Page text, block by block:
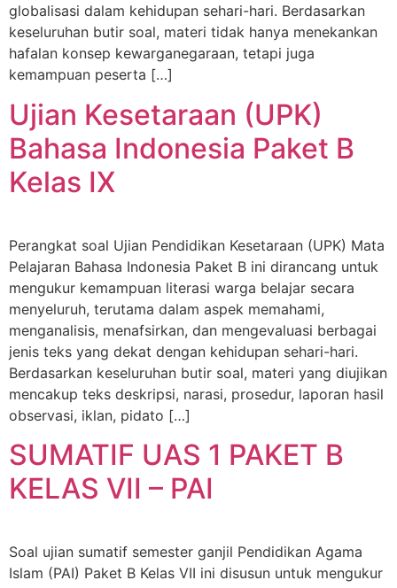
globalisasi dalam kehidupan sehari-hari. Berdasarkan
keseluruhan butir soal, materi tidak hanya menekankan
hafalan konsep kewarganegaraan, tetapi juga
kemampuan peserta […]
Ujian Kesetaraan (UPK)
Bahasa Indonesia Paket B
Kelas IX
Perangkat soal Ujian Pendidikan Kesetaraan (UPK) Mata
Pelajaran Bahasa Indonesia Paket B ini dirancang untuk
mengukur kemampuan literasi warga belajar secara
menyeluruh, terutama dalam aspek memahami,
menganalisis, menafsirkan, dan mengevaluasi berbagai
jenis teks yang dekat dengan kehidupan sehari-hari.
Berdasarkan keseluruhan butir soal, materi yang diujikan
mencakup teks deskripsi, narasi, prosedur, laporan hasil
observasi, iklan, pidato […]
SUMATIF UAS 1 PAKET B
KELAS VII – PAI
Soal ujian sumatif semester ganjil Pendidikan Agama
Islam (PAI) Paket B Kelas VII ini disusun untuk mengukur